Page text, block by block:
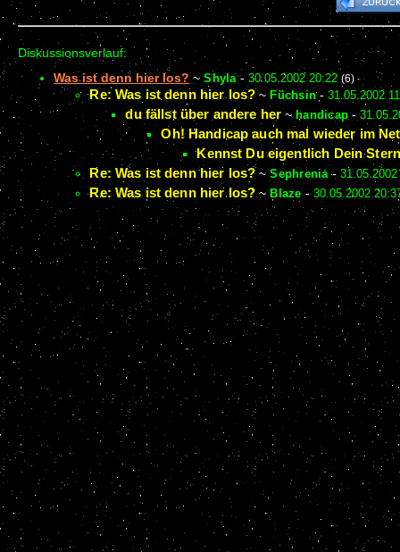
Diskussionsverlauf:
Was ist denn hier los? ~Shyla- 30.05.2002 20:22 (6)
Re: Was ist denn hier los? ~ Füchsin-31.05.2002
du fällst über andere her ~ handicap-
Oh! Handicap auch mal wieder im
Kennst Du eigentlich Dein
Re: Was ist denn hier los? ~Sephrenia- 31.05.2002
Re: Was ist denn hier los? ~ Blaze - 30.05.2002